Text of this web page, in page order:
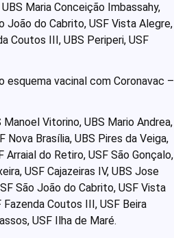
Maria Conceição Imbassahy,
João do Cabrito, USF Vista Alegre,
Coutos III, UBS Periperi, USF
esquema vacinal com Coronavac –
Manoel Vitorino, UBS Mario Andrea,
Nova Brasília, UBS Pires da Veiga,
Arraial do Retiro, USF São Gonçalo,
USF Cajazeiras IV, UBS Jose
São João do Cabrito, USF Vista
Coutos III, USF Beira
USF Ilha de Maré.